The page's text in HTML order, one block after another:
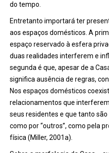
do tempo.
Entretanto importará ter
aos espaços domésticos. A
espaço reservado à esfera
duas realidades interferem e
segunda é que, apesar de a
significa ausência de regras,
Nos espaços domésticos
relacionamentos que
seus residentes e que tanto
como por “outros”, como pela
física (Miller, 2001a).